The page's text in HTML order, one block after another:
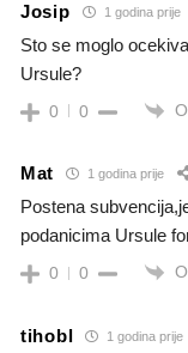
Josip 1 godina prije
Sto se moglo
Ursule?
0 0
Mat 1 godina prije
Postena
podanicima Ursule
0 0
tihobl 1 godina prije